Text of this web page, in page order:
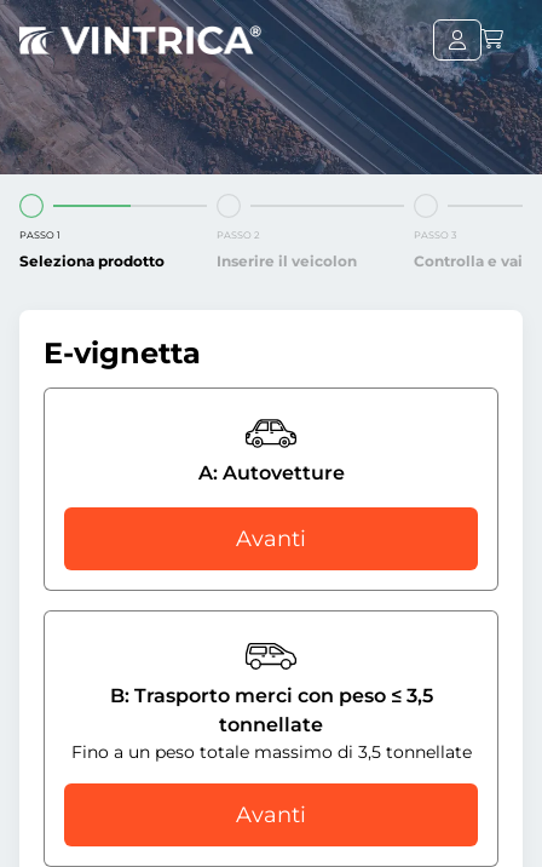
PASSO 1
Seleziona prodotto
PASSO 2
Inserire il veicolon
PASSO 3
Controlla e vai
E-vignetta
A: Autovetture
Avanti
B: Trasporto merci con peso ≤ 3,5
tonnellate
Fino a un peso totale massimo di 3,5 tonnellate
Avanti